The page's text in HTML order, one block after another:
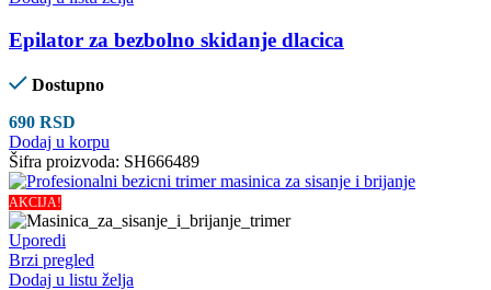
Epilator za bezbolno skidanje dlacica
Dostupno
690 RSD
Dodaj u korpu
Šifra proizvoda: SH666489
AKCIJA!
Uporedi
Brzi pregled
Dodaj u listu želja